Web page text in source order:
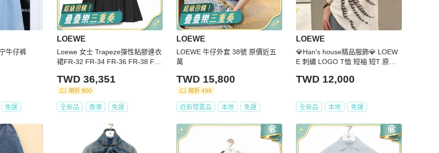
牛仔裤
免運
LOEWE
Loewe 女士 Trapeze彈性粘膠連衣
裙FR-32 FR-34 FR-36 FR-38 FR-
TWD 36,351
現折 800
全新品 香港 免運
LOEWE
LOEWE 牛仔外套 38號 原價近五
萬
TWD 15,800
現折 499
近新閒置品 本地 免運
LOEWE
💎Han's house精品服飾💎 LOEW
E 刺繡 LOGO T恤 短袖 短T 原價2
TWD 12,000
全新品 本地 免運